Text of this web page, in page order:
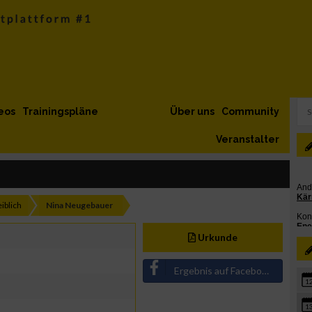
Trainingspläne Community
Über uns
Veranstalter
Nina Neugebauer
Urkunde
Ergebnis auf Facebook teilen